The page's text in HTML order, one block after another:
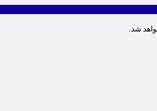
شد.